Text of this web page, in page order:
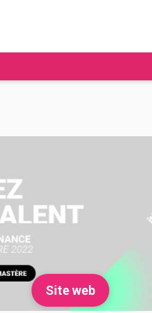
Universités
Vie étudiante
étudiant
Site web